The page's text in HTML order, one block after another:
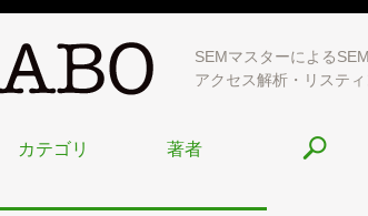
SEMマスターによる
アクセス解析・リステ
カテゴリ 著者